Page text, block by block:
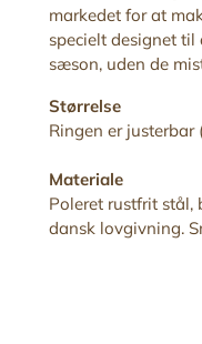
markedet for at
specielt designet
sæson, uden de
Størrelse
Ringen er justerbar
Materiale
Poleret rustfrit stål,
dansk lovgivning.